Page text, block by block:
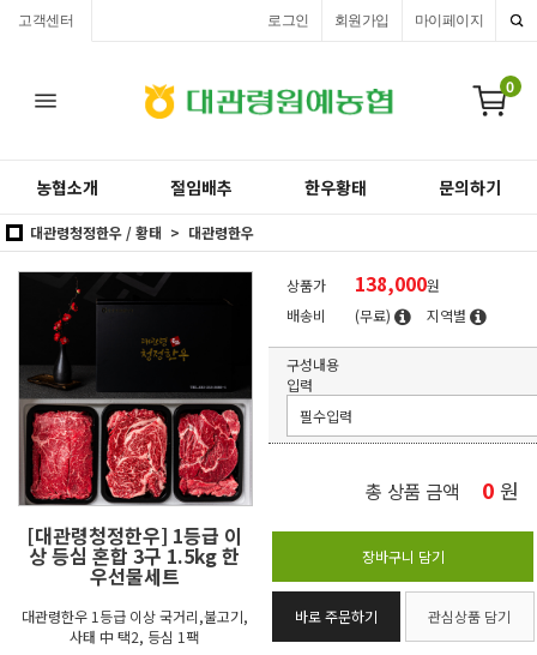
고객센터 마이페이지
회원가입
로그인
0
농협소개 절임배추 한우황태 문의하기
대관령청정한우 / 황태 대관령한우
[대관령청정한우] 1등급 이
상 등심 혼합 3구 1.5kg 한
우선물세트
대관령한우 1등급 이상 국거리,불고기,
사태 中 택2, 등심 1팩
상품가 138,000원
배송비
(무료) 지역별
구성내용
입력
총 상품 금액 0 원
장바구니 담기
바로 주문하기 관심상품 담기